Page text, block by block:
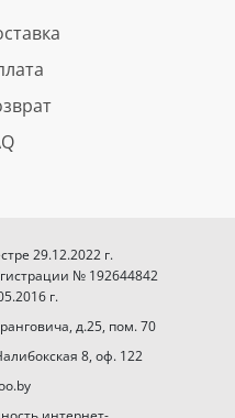
29.12.2022 г.
№ 192644842
г.
д.25, пом. 70
8, оф. 122